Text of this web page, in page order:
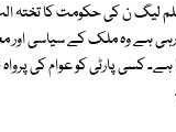
ن کی حکومت کا تختہ الٹ
ہے وہ ملک کے سیاسی اور
پارٹی کو عوام کی پرواہ